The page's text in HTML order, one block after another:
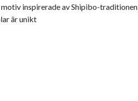
inspirerade av Shipibo-traditionen
är unikt